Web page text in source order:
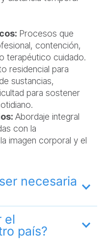
Procesos que
contención,
terapéutico cuidado.
residencial para
sustancias,
para sostener
Abordaje integral
con la
imagen corporal y el
necesaria
el
país?